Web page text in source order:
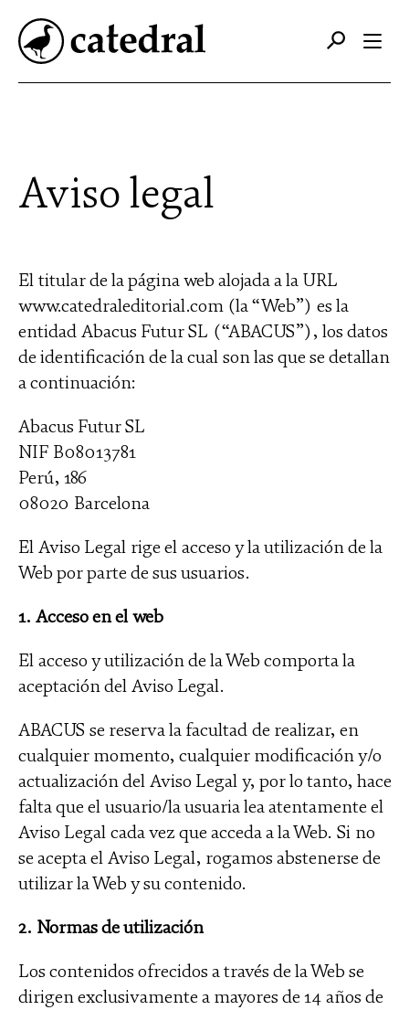
Editorial
Contacto
Aviso legal
El titular de la página web alojada a la URL
www.catedraleditorial.com (la “Web”) es la
entidad Abacus Futur SL (“ABACUS”), los datos
de identificación de la cual son las que se detallan
a continuación:
Abacus Futur SL
NIF B08013781
Perú, 186
08020 Barcelona
El Aviso Legal rige el acceso y la utilización de la
Web por parte de sus usuarios.
1. Acceso en el web
El acceso y utilización de la Web comporta la
aceptación del Aviso Legal.
ABACUS se reserva la facultad de realizar, en
cualquier momento, cualquier modificación y/o
actualización del Aviso Legal y, por lo tanto, hace
falta que el usuario/la usuaria lea atentamente el
Aviso Legal cada vez que acceda a la Web. Si no
se acepta el Aviso Legal, rogamos abstenerse de
utilizar la Web y su contenido.
2. Normas de utilización
Los contenidos ofrecidos a través de la Web se
dirigen exclusivamente a mayores de 14 años de